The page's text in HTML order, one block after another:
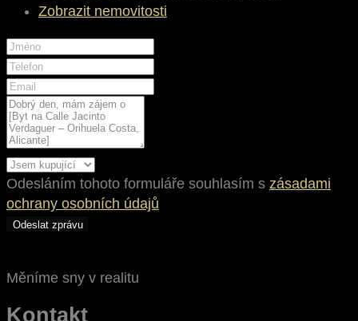
Zobrazit nemovitosti
Odesláním tohoto formuláře souhlasím s zásadami
ochrany osobních údajů
Odeslat zprávu
Měníme sny v realitu
Kontakt